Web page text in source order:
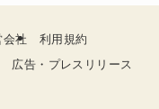
会社
利用規約
広告・プレスリリース